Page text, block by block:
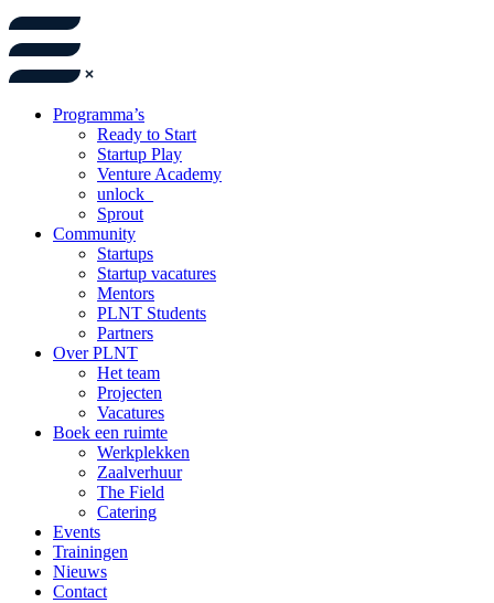
Programma’s
Ready to Start
Startup Play
Venture Academy
unlock_
Sprout
Community
Startups
Startup vacatures
Mentors
PLNT Students
Partners
Over PLNT
Het team
Projecten
Vacatures
Boek een ruimte
Werkplekken
Zaalverhuur
The Field
Catering
Events
Trainingen
Nieuws
Contact